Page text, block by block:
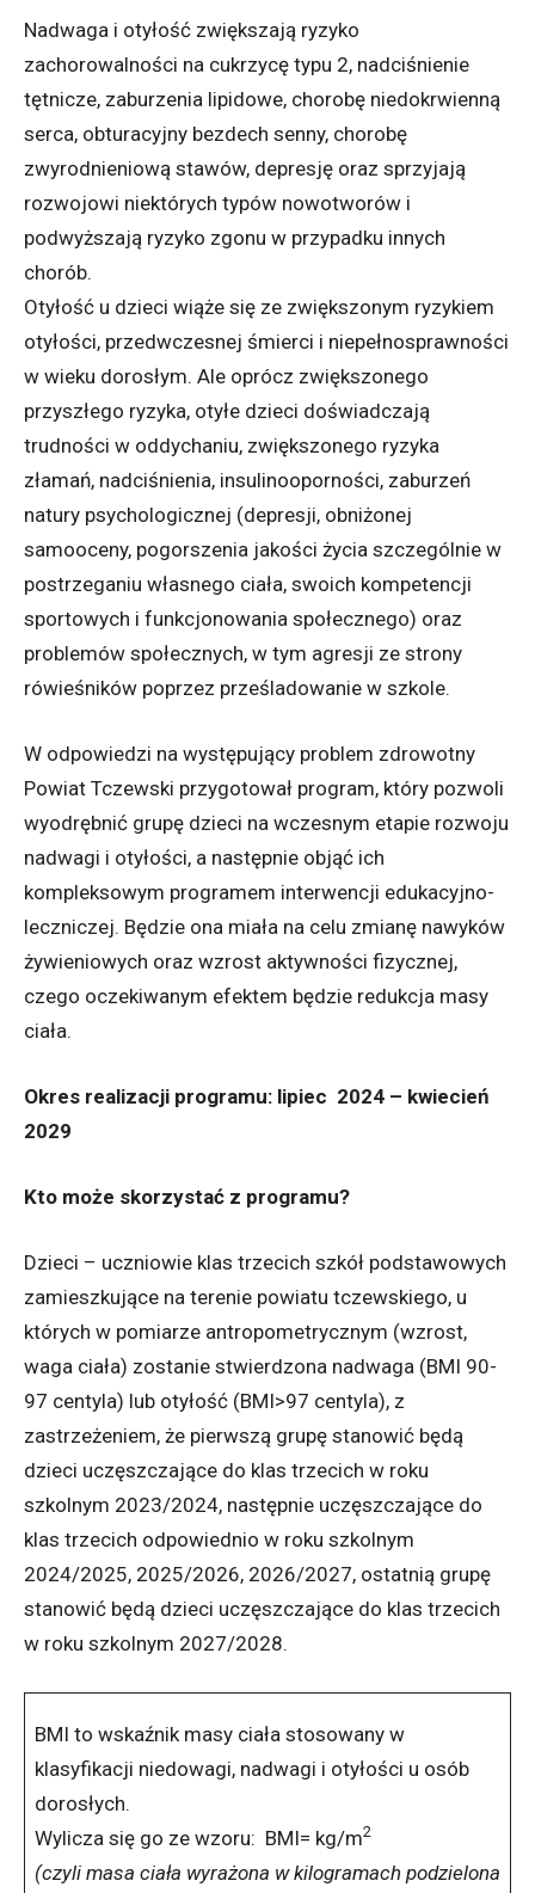
Nadwaga i otyłość zwiększają ryzyko
zachorowalności na cukrzycę typu 2, nadciśnienie
tętnicze, zaburzenia lipidowe, chorobę niedokrwienną
serca, obturacyjny bezdech senny, chorobę
zwyrodnieniową stawów, depresję oraz sprzyjają
rozwojowi niektórych typów nowotworów i
podwyższają ryzyko zgonu w przypadku innych
chorób.
Otyłość u dzieci wiąże się ze zwiększonym ryzykiem
otyłości, przedwczesnej śmierci i niepełnosprawności
w wieku dorosłym. Ale oprócz zwiększonego
przyszłego ryzyka, otyłe dzieci doświadczają
trudności w oddychaniu, zwiększonego ryzyka
złamań, nadciśnienia, insulinooporności, zaburzeń
natury psychologicznej (depresji, obniżonej
samooceny, pogorszenia jakości życia szczególnie w
postrzeganiu własnego ciała, swoich kompetencji
sportowych i funkcjonowania społecznego) oraz
problemów społecznych, w tym agresji ze strony
rówieśników poprzez prześladowanie w szkole.
W odpowiedzi na występujący problem zdrowotny
Powiat Tczewski przygotował program, który pozwoli
wyodrębnić grupę dzieci na wczesnym etapie rozwoju
nadwagi i otyłości, a następnie objąć ich
kompleksowym programem interwencji edukacyjno-
leczniczej. Będzie ona miała na celu zmianę nawyków
żywieniowych oraz wzrost aktywności fizycznej,
czego oczekiwanym efektem będzie redukcja masy
ciała.
Okres realizacji programu: lipiec 2024 – kwiecień
2029
Kto może skorzystać z programu?
Dzieci – uczniowie klas trzecich szkół podstawowych
zamieszkujące na terenie powiatu tczewskiego, u
których w pomiarze antropometrycznym (wzrost,
waga ciała) zostanie stwierdzona nadwaga (BMI 90-
97 centyla) lub otyłość (BMI>97 centyla), z
zastrzeżeniem, że pierwszą grupę stanowić będą
dzieci uczęszczające do klas trzecich w roku
szkolnym 2023/2024, następnie uczęszczające do
klas trzecich odpowiednio w roku szkolnym
2024/2025, 2025/2026, 2026/2027, ostatnią grupę
stanowić będą dzieci uczęszczające do klas trzecich
w roku szkolnym 2027/2028.
BMI to wskaźnik masy ciała stosowany w
klasyfikacji niedowagi, nadwagi i otyłości u osób
dorosłych.
Wylicza się go ze wzoru: BMI= kg/m2
(czyli masa ciała wyrażona w kilogramach podzielona